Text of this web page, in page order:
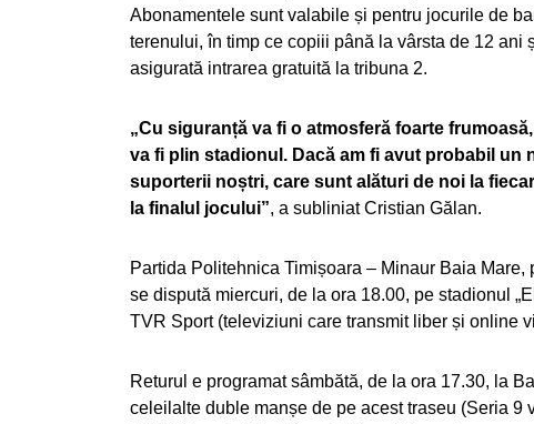
Abonamentele sunt valabile și pentru jocurile de
terenului, în timp ce copiii până la vârsta de 12 ani
asigurată intrarea gratuită la tribuna 2.
„Cu siguranță va fi o atmosferă foarte
va fi plin stadionul. Dacă am fi avut probabil un
suporterii noștri, care sunt alături de noi la
la finalul jocului”, a subliniat Cristian Gălan.
Partida Politehnica Timișoara – Minaur Baia
se dispută miercuri, de la ora 18.00, pe stadionul
TVR Sport (televiziuni care transmit liber și online
Returul e programat sâmbătă, de la ora 17.30, la
celeilalte duble manșe de pe acest traseu (Seria